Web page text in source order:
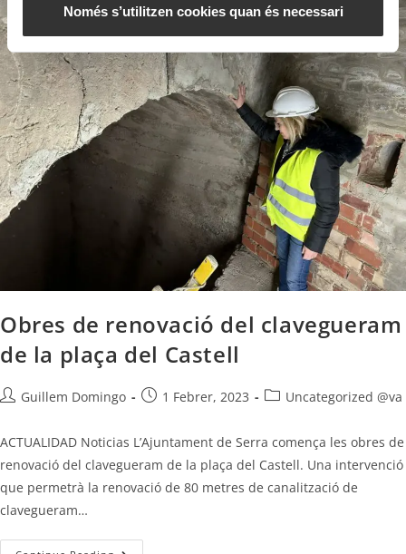
t
Només s’utilitzen cookies quan és necessari
Obres de renovació del clavegueram
de la plaça del Castell
Guillem Domingo 1 Febrer, 2023 Uncategorized @va
ACTUALIDAD Noticias L’Ajuntament de Serra comença les obres de
renovació del clavegueram de la plaça del Castell. Una intervenció
que permetrà la renovació de 80 metres de canalització de
clavegueram…